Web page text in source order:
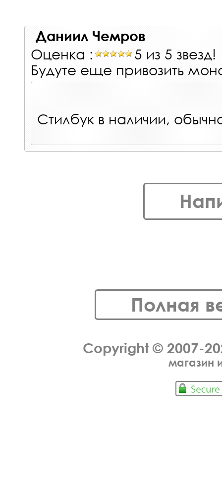
Даниил Чемров
Оценка :
5 из 5 звезд!
Будуте еще привозить
Стилбук в наличии,
Полная
Copyright © 2007-
магазин